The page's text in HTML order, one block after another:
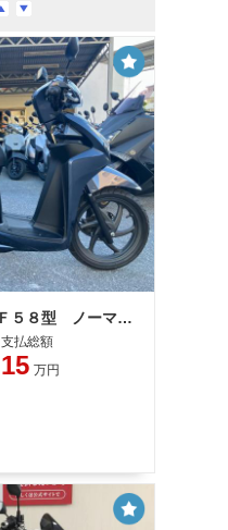
ホンダ Ｄｉｏ１１０ ＪＦ５８型 ノーマル アイドリングストップ 整備 保証 自賠責保険
支払総額
15 万円